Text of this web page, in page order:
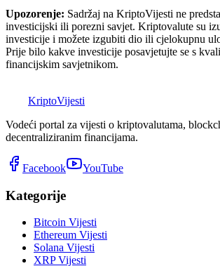
Upozorenje: Sadržaj na KriptoVijesti ne
investicijski ili porezni savjet. Kriptovalute su
investicije i možete izgubiti dio ili cjelokupnu
Prije bilo kakve investicije posavjetujte se s
financijskim savjetnikom.
KriptoVijesti
Vodeći portal za vijesti o kriptovalutama,
decentraliziranim financijama.
Facebook YouTube
Kategorije
Bitcoin Vijesti
Ethereum Vijesti
Solana Vijesti
XRP Vijesti